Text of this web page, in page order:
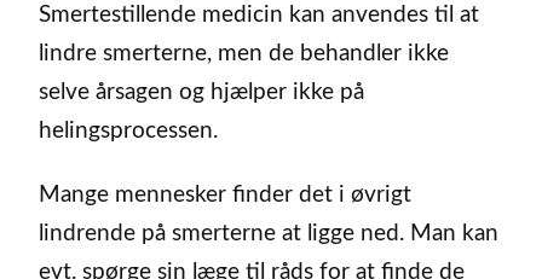
Smertestillende medicin kan anvendes til at
lindre smerterne, men de behandler ikke
selve årsagen og hjælper ikke på
helingsprocessen.
Mange mennesker finder det i øvrigt
lindrende på smerterne at ligge ned. Man kan
evt. spørge sin læge til råds for at finde de